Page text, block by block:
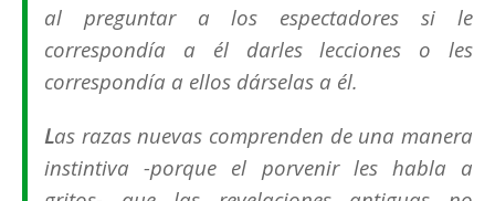
al preguntar a los espectadores si le
correspondía a él darles lecciones o les
correspondía a ellos dárselas a él.
Las razas nuevas comprenden de una manera
instintiva -porque el porvenir les habla a